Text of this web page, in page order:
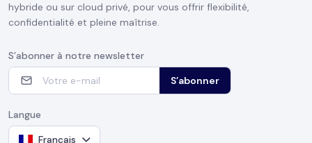
hybride ou sur cloud privé, pour vous offrir flexibilité,
confidentialité et pleine maîtrise.
S’abonner à notre newsletter
S’abonner
Langue
Français